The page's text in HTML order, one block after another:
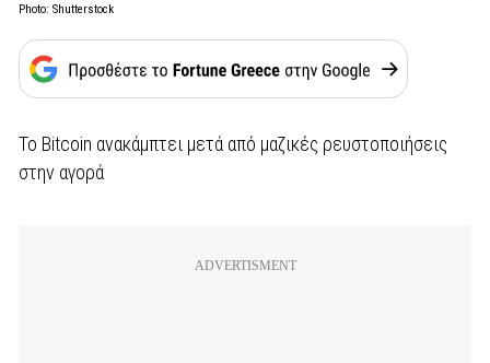
Photo: Shutterstock
Το Bitcoin ανακάμπτει μετά από μαζικές ρευστοποιήσεις
στην αγορά